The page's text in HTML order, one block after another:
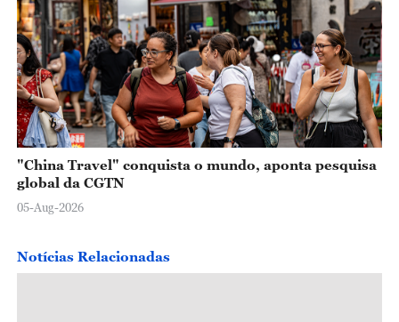
"China Travel" conquista o mundo, aponta pesquisa
global da CGTN
05-Aug-2026
Notícias Relacionadas